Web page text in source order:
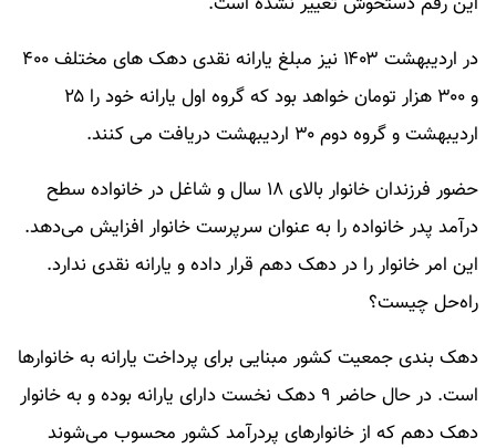
در اردیبهشت ۱۴۰۳ نیز مبلغ یارانه نقدی دهک های مختلف ۴۰۰
و ۳۰۰ هزار تومان خواهد بود که گروه اول یارانه خود را ۲۵
اردیبهشت و گروه دوم ۳۰ اردیبهشت دریافت می کنند.
حضور فرزندان خانوار بالای ۱۸ سال و شاغل در خانواده سطح
درآمد پدر خانواده را به عنوان سرپرست خانوار افزایش می‌دهد.
این امر خانوار را در دهک دهم قرار داده و یارانه نقدی ندارد.
راه‌حل چیست؟
دهک بندی جمعیت کشور مبنایی برای پرداخت یارانه به خانوارها
است. در حال حاضر ۹ دهک نخست دارای یارانه بوده و به خانوار
دهک دهم که از خانوارهای پردرآمد کشور محسوب می‌شوند